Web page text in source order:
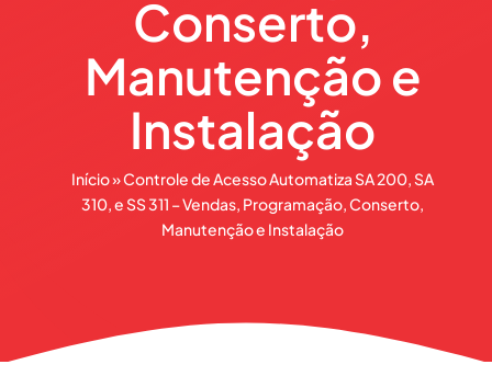
Parceiros
Conserto,
Manutenção e
Instalação
Início»Controle de Acesso Automatiza SA 200, SA
310, e SS 311 – Vendas, Programação, Conserto,
Manutenção e Instalação